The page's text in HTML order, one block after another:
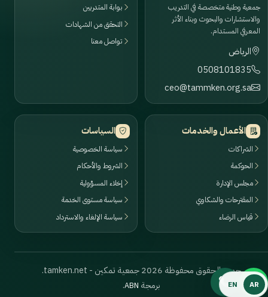
جمعية وطنية متخصصة في التدريب
والاستشارات والبحوث وبناء الأثر
المعرفي المستدام.
الرياض
0508101835
ceo@tammken.org.sa
بوابة المتدربين
التحقق من الشهادات
تواصل معنا
الأعمال والخدمات
الشراكات
الحوكمة
مجلس الإدارة
المقترحات والشكاوي
قياس الرضاء
السياسات
سياسة الخصوصية
الشروط والأحكام
إخلاء المسؤولية
سياسة مستوى الخدمة
سياسة الإلغاء والاسترداد
جميع الحقوق محفوظة 2026 جمعية تمكين - tamken.net.
برمجة ABN
. AR
EN